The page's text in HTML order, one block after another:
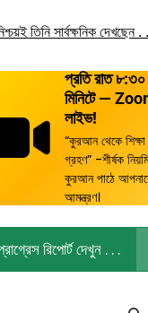
সার্বক্ষনিক দেখছেন . . .
প্রতি রাত ৮:৩০
মিনিটে —
লাইভ!
“কুরআন থেকে শিক্ষা
গ্রহণ” -শীর্ষক
কুরআন পাঠে
আমন্ত্রণ।
রিপোর্ট দেখুন . . .